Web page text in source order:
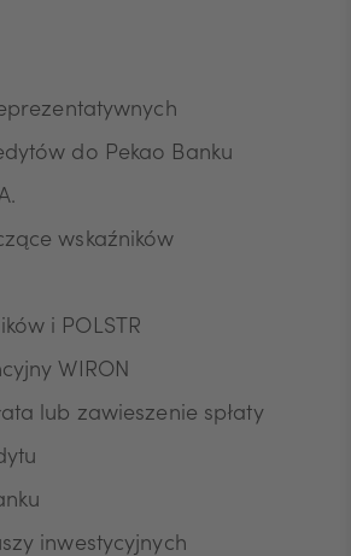
do Pekao Banku
wskaźników
i POLSTR
WIRON
lub zawieszenie spłaty
inwestycyjnych